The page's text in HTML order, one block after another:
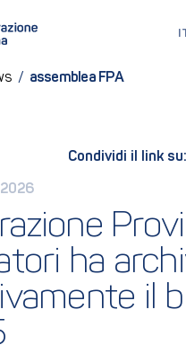
/ assemblea FPA
Condividi il link su:
ha
il